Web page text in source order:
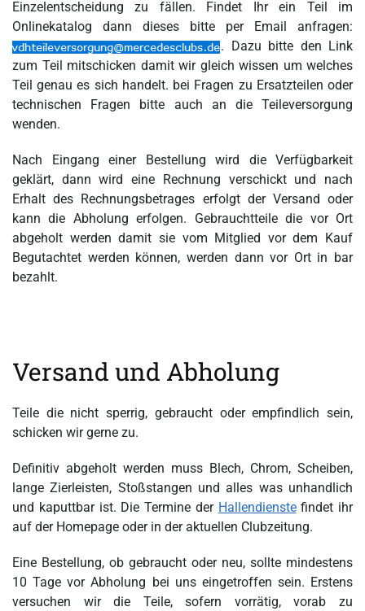
Einzelentscheidung zu fällen. Findet Ihr ein Teil im
Onlinekatalog dann dieses bitte per Email anfragen:
. Dazu bitte den Link
zum Teil mitschicken damit wir gleich wissen um welches
Teil genau es sich handelt. bei Fragen zu Ersatzteilen oder
technischen Fragen bitte auch an die Teileversorgung
wenden.
Nach Eingang einer Bestellung wird die Verfügbarkeit
geklärt, dann wird eine Rechnung verschickt und nach
Erhalt des Rechnungsbetrages erfolgt der Versand oder
kann die Abholung erfolgen. Gebrauchtteile die vor Ort
abgeholt werden damit sie vom Mitglied vor dem Kauf
Begutachtet werden können, werden dann vor Ort in bar
bezahlt.
Versand und Abholung
Teile die nicht sperrig, gebraucht oder empfindlich sein,
schicken wir gerne zu.
Definitiv abgeholt werden muss Blech, Chrom, Scheiben,
lange Zierleisten, Stoßstangen und alles was unhandlich
und kaputtbar ist. Die Termine der Hallendienstefindet ihr
auf der Homepage oder in der aktuellen Clubzeitung.
Eine Bestellung, ob gebraucht oder neu, sollte mindestens
10 Tage vor Abholung bei uns eingetroffen sein. Erstens
versuchen wir die Teile, sofern vorrätig, vorab zu